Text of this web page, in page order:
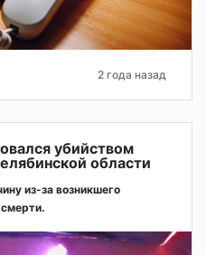
2 года назад
убийством
области
из-за возникшего